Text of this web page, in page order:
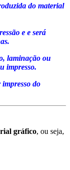
do material
e e será
laminação ou
impresso.
impresso do
gráfico, ou seja,